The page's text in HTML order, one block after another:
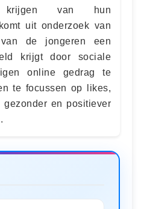
krijgen van hun
uit onderzoek van
de jongeren een
krijgt door sociale
online gedrag te
te focussen op likes,
gezonder en positiever